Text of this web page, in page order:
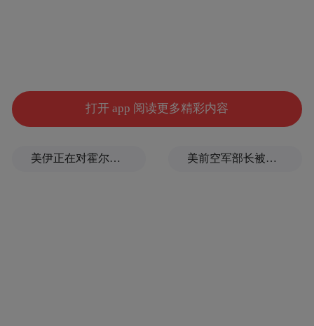
难于“实。画家随着自己创作经验的不断提
高，就越发敢于“舍”、“松”、“略”、 “虚”。
打开 app 阅读更多精彩内容
美伊正在对霍尔木兹进行最后博弈 美前空军部长被撤销涉密信息访问权限